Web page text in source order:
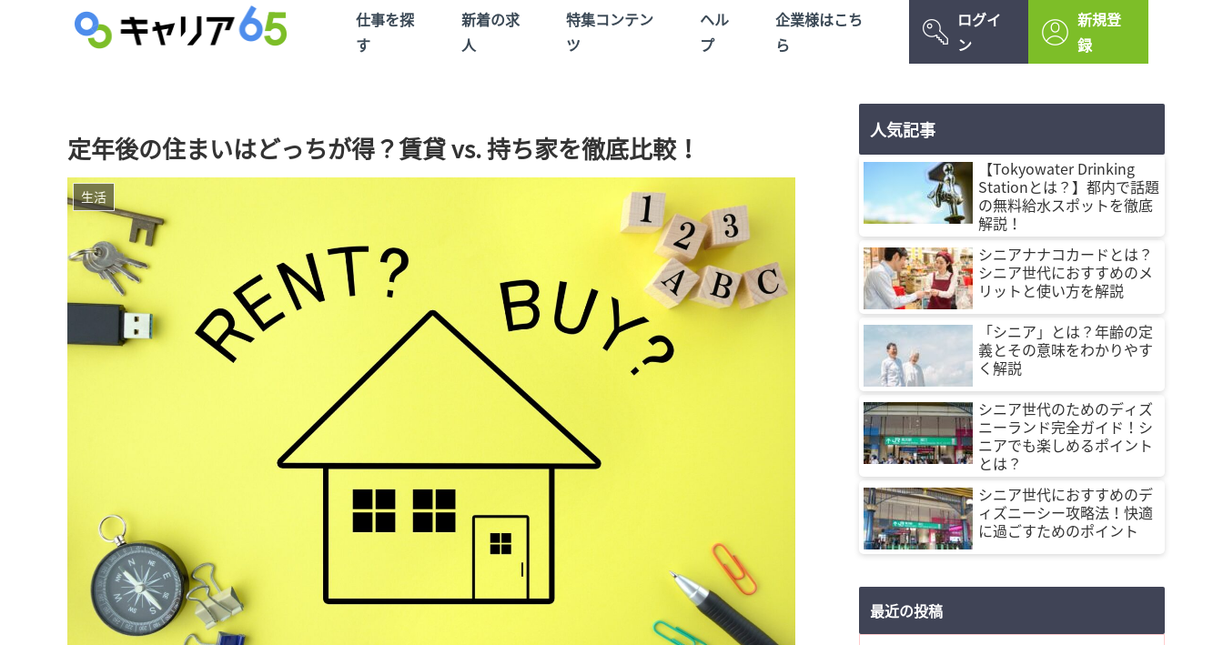
仕事を探
す
新着の求
人
特集コンテン
ツ
ヘル
プ
企業様はこち
ら
ログイ
ン
新規登
録
定年後の住まいはどっちが得？賃貸 vs. 持ち家を徹底比較！
生活
人気記事
【Tokyowater Drinking
Stationとは？】都内で話題
の無料給水スポットを徹底
解説！
シニアナナコカードとは？
シニア世代におすすめのメ
リットと使い方を解説
「シニア」とは？年齢の定
義とその意味をわかりやす
く解説
シニア世代のためのディズ
ニーランド完全ガイド！シ
ニアでも楽しめるポイント
とは？
シニア世代におすすめのデ
ィズニーシー攻略法！快適
に過ごすためのポイント
最近の投稿